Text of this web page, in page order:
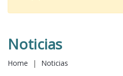
Noticias
Home | Noticias